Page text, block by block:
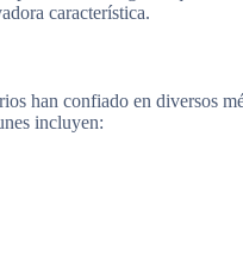
característica.
han confiado en diversos
incluyen: